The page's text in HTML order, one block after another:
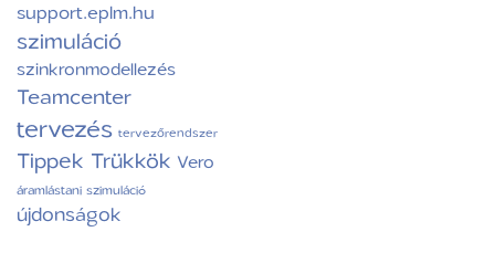
support.eplm.hu
szimuláció
szinkronmodellezés
Teamcenter
tervezés tervezőrendszer
Tippek Trükkök Vero
áramlástani szimuláció
újdonságok